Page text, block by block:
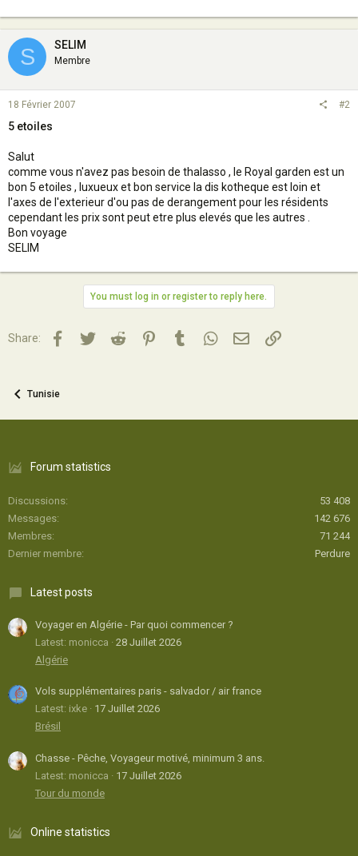
S SELIM
Membre
18 Février 2007 #2
5 etoiles
Salut
comme vous n'avez pas besoin de thalasso , le Royal garden est un
bon 5 etoiles , luxueux et bon service la dis kotheque est loin et
l'axes de l'exterieur d'ou pas de derangement pour les résidents
cependant les prix sont peut etre plus elevés que les autres .
Bon voyage
SELIM
You must log in or register to reply here.
Share: Facebook
TwitterReddit PinterestTumblrWhatsApp
Email Lien
Tunisie
Forum statistics
Discussions
53 408
Messages
142 676
Membres
71 244
Dernier membre
Perdure
Latest posts
Voyager en Algérie - Par quoi commencer ?
Latest: monicca
28 Juillet 2026
Algérie
Vols supplémentaires paris - salvador / air france
Latest: ixke
17 Juillet 2026
Brésil
Chasse - Pêche, Voyageur motivé, minimum 3 ans.
Latest: monicca
17 Juillet 2026
Tour du monde
Online statistics